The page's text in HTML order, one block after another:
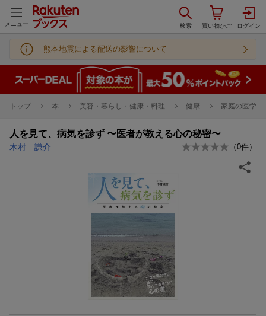
メニュー
熊本地震による配送の影響について
トップ 本 美容・暮らし・健康・料理 健康 家庭の医学
人を見て、病気を診ず 〜医者が教える心の秘密〜
木村 謙介 （0件）